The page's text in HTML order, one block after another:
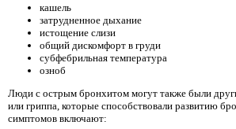
кашель
затрудненное дыхание
истощение слизи
общий дискомфорт в груди
субфебрильная температура
озноб
Люди с острым бронхитом могут также были
или гриппа, которые способствовали развитию
симптомов включают: